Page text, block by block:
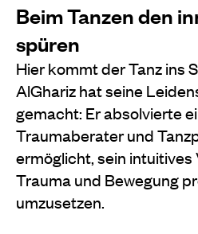
Beim Tanzen den
spüren
Hier kommt der Tanz ins
AlGhariz hat seine
gemacht: Er absolvierte
Traumaberater und
ermöglicht, sein
Trauma und Bewegung
umzusetzen.